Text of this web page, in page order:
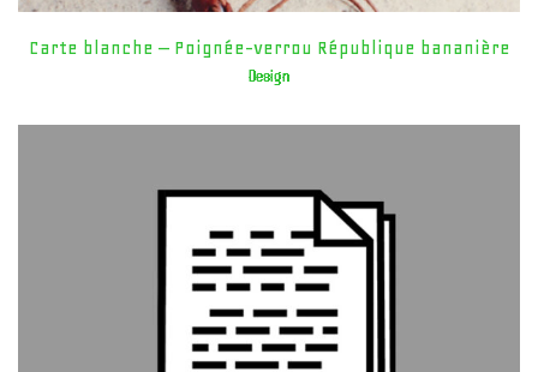
Carte blanche – Poignée-verrou République bananière
Design